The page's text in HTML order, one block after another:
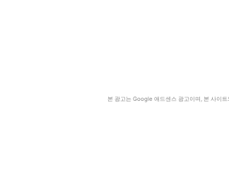
본 광고는 Google 애드센스 광고이며, 본 사이트